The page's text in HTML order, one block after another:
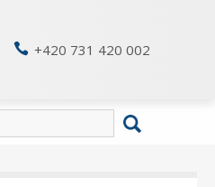
 +420 731 420 002